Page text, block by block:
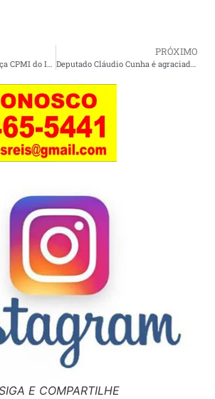
PRÓXIMO
E COMPARTILHE